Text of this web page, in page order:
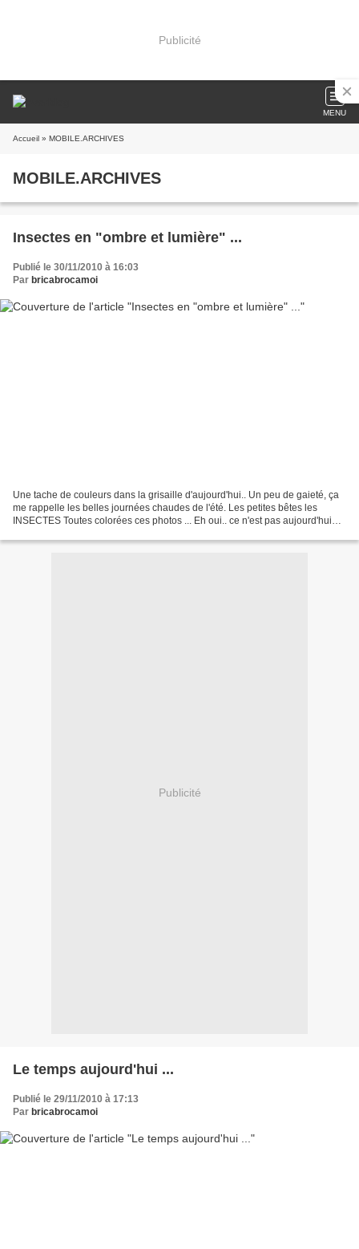
Publicité
MENU
Accueil » MOBILE.ARCHIVES
MOBILE.ARCHIVES
Insectes en "ombre et lumière" ...
Publié le 30/11/2010 à 16:03
Par bricabrocamoi
Une tache de couleurs dans la grisaille d'aujourd'hui.. Un peu de gaieté, ça
me rappelle les belles journées chaudes de l'été. Les petites bêtes les
INSECTES Toutes colorées ces photos ... Eh oui.. ce n'est pas aujourd'hui
Publicité
Le temps aujourd'hui ...
Publié le 29/11/2010 à 17:13
Par bricabrocamoi